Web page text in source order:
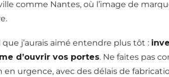
comme Nantes, où l’image de
que j’aurais aimé entendre plus tôt :
d’ouvrir vos portes. Ne faites pas
en urgence, avec des délais de